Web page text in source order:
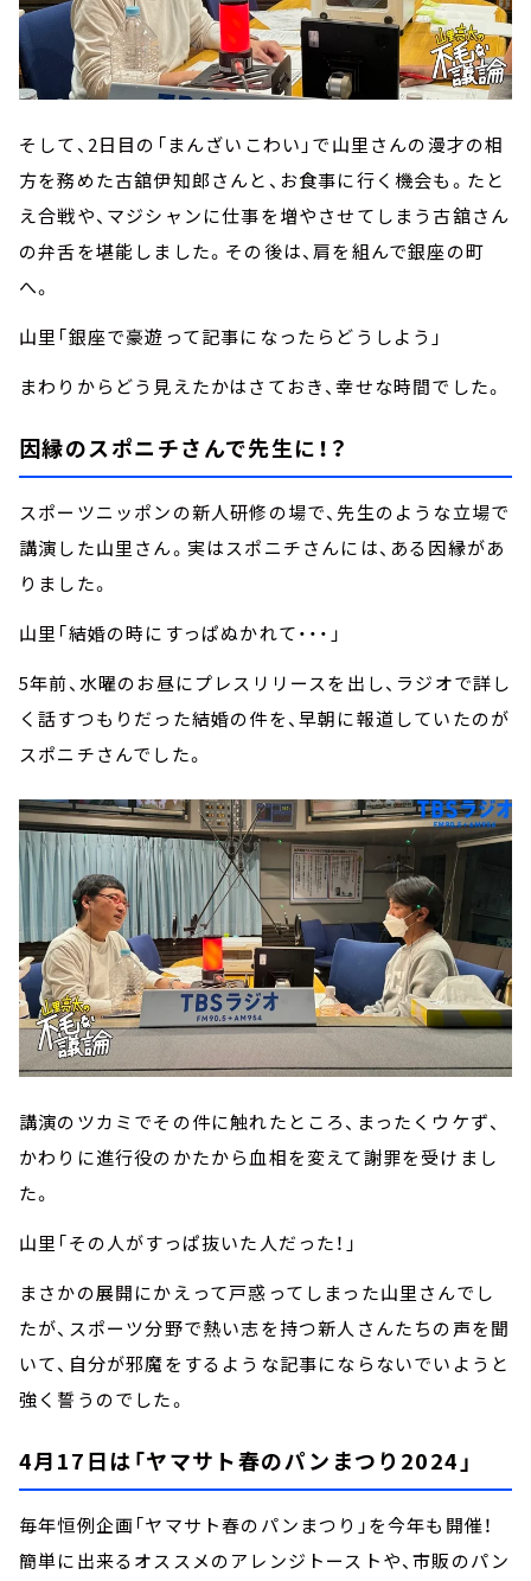
そして、2日目の「まんざいこわい」で山里さんの漫才の相
方を務めた古舘伊知郎さんと、お食事に行く機会も。たと
え合戦や、マジシャンに仕事を増やさせてしまう古舘さん
の弁舌を堪能しました。その後は、肩を組んで銀座の町
へ。
山里「銀座で豪遊って記事になったらどうしよう」
まわりからどう見えたかはさておき、幸せな時間でした。
因縁のスポニチさんで先生に！？
スポーツニッポンの新人研修の場で、先生のような立場で
講演した山里さん。実はスポニチさんには、ある因縁があ
りました。
山里「結婚の時にすっぱぬかれて・・・」
5年前、水曜のお昼にプレスリリースを出し、ラジオで詳し
く話すつもりだった結婚の件を、早朝に報道していたのが
スポニチさんでした。
講演のツカミでその件に触れたところ、まったくウケず、
かわりに進行役のかたから血相を変えて謝罪を受けまし
た。
山里「その人がすっぱ抜いた人だった！」
まさかの展開にかえって戸惑ってしまった山里さんでし
たが、スポーツ分野で熱い志を持つ新人さんたちの声を聞
いて、自分が邪魔をするような記事にならないでいようと
強く誓うのでした。
4月17日は「ヤマサト春のパンまつり2024」
毎年恒例企画「ヤマサト春のパンまつり」を今年も開催！
簡単に出来るオススメのアレンジトーストや、市販のパン